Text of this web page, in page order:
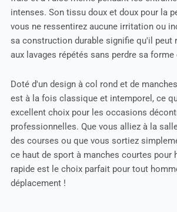
intenses. Son tissu doux et doux pour la
vous ne ressentirez aucune irritation ou
sa construction durable signifie qu'il peut
aux lavages répétés sans perdre sa forme
Doté d'un design à col rond et de
est à la fois classique et intemporel, ce
excellent choix pour les occasions
professionnelles. Que vous alliez à la
des courses ou que vous sortiez
ce haut de sport à manches courtes pour
rapide est le choix parfait pour tout
déplacement !